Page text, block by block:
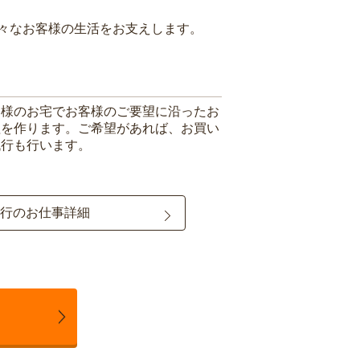
お客様の生活をお支えします。
のお宅でお客様のご要望に沿ったお
作ります。ご希望があれば、お買い
も行います。
のお仕事詳細